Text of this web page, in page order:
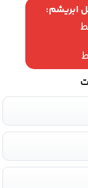
ابریشم: